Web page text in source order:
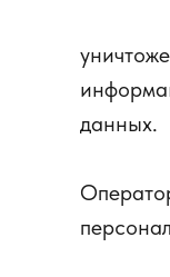
данных.